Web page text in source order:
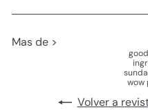
Mas de >
wow
Volver a